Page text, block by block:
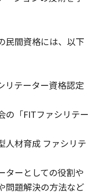
民間資格には、以下
リテーター資格認定
の「FITファシリテー
人材育成 ファシリテ
ターとしての役割や
問題解決の方法など